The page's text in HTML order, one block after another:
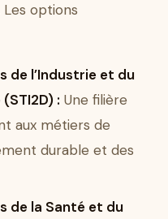
options
de l’Industrie et du
: Une filière
aux métiers de
durable et des
de la Santé et du